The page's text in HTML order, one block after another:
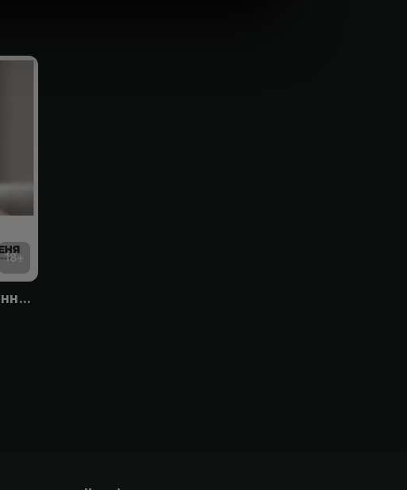
18+
Убийство священного оленя